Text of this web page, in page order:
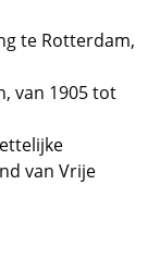
te Rotterdam,
van 1905 tot
van Vrije